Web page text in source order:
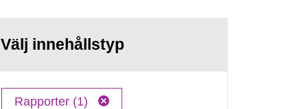
Välj innehållstyp
Rapporter (1)